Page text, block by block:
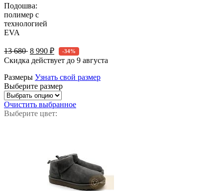
Подошва:
полимер с
технологией
EVA
13 680 8 990 ₽ -34%
Скидка действует до 9 августа
Размеры Узнать свой размер
Выберите размер
Очистить выбранное
Выберите цвет: